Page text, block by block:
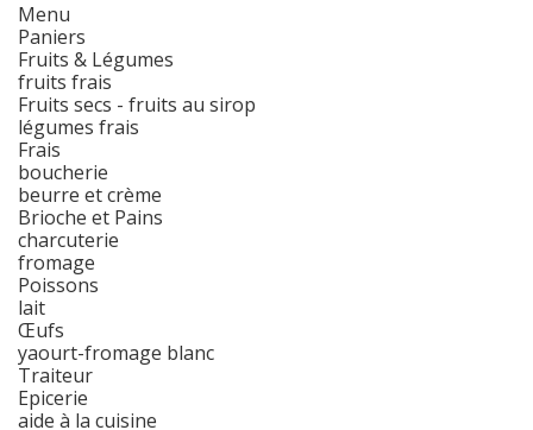
Menu
Paniers
Fruits & Légumes
fruits frais
Fruits secs - fruits au sirop
légumes frais
Frais
boucherie
beurre et crème
Brioche et Pains
charcuterie
fromage
Poissons
lait
Œufs
yaourt-fromage blanc
Traiteur
Epicerie
aide à la cuisine